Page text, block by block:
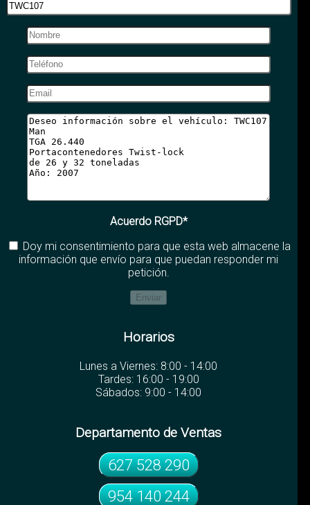
Acuerdo RGPD*
Doy mi consentimiento para que esta web almacene la
información que envío para que puedan responder mi
petición.
Horarios
Lunes a Viernes: 8:00 - 14:00
Tardes: 16:00 - 19:00
Sábados: 9:00 - 14:00
Departamento de Ventas
627 528 290
954 140 244